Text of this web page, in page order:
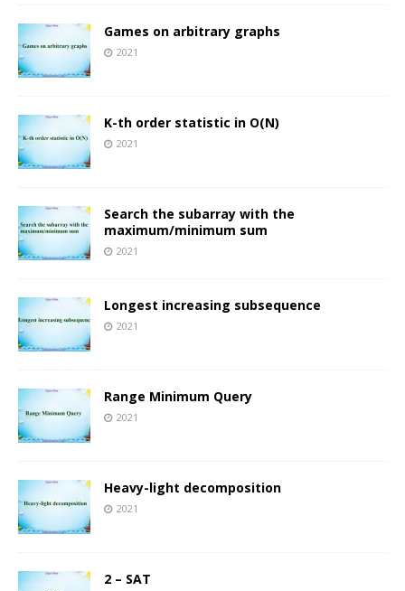
Games on arbitrary graphs
2021
K-th order statistic in O(N)
2021
Search the subarray with the
maximum/minimum sum
2021
Longest increasing subsequence
2021
Range Minimum Query
2021
Heavy-light decomposition
2021
2 – SAT